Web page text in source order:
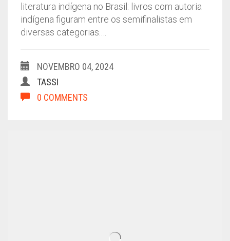
literatura indígena no Brasil: livros com autoria
indígena figuram entre os semifinalistas em
diversas categorias.…
NOVEMBRO 04, 2024
TASSI
0 COMMENTS